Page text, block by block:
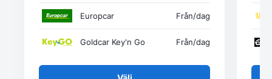
Europcar Från/dag
Goldcar Key'n Go Från/dag